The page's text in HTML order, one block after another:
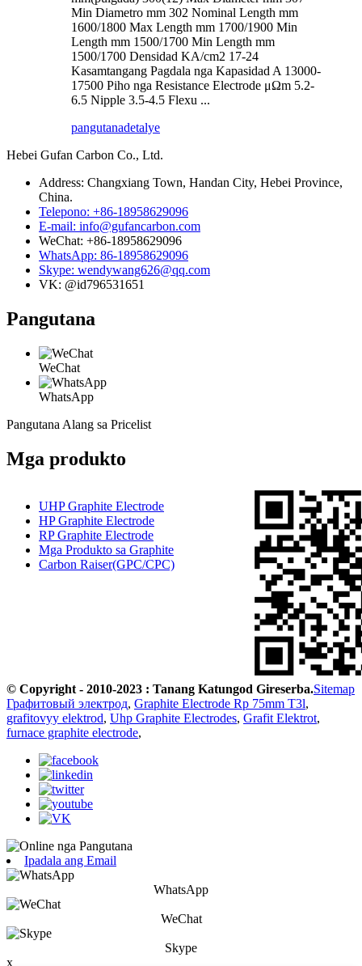
Min Diametro mm 302 Nominal Length mm
1600/1800 Max Length mm 1700/1900 Min
Length mm 1500/1700 Min Length mm
1500/1700 Densidad KA/cm2 17-24
Kasamtangang Pagdala nga Kapasidad A 13000-
17500 Piho nga Resistance Electrode μΩm 5.2-
6.5 Nipple 3.5-4.5 Flexu ...
pangutanadetalye
Hebei Gufan Carbon Co., Ltd.
Address: Changxiang Town, Handan City, Hebei Province,
China.
Telepono: +86-18958629096
E-mail: info@gufancarbon.com
WeChat: +86-18958629096
WhatsApp: 86-18958629096
Skype: wendywang626@qq.com
VK: @id796531651
Pangutana
WeChat
WhatsApp
Pangutana Alang sa Pricelist
Mga produkto
UHP Graphite Electrode
HP Graphite Electrode
RP Graphite Electrode
Mga Produkto sa Graphite
Carbon Raiser(GPC/CPC)
© Copyright - 2010-2023 : Tanang Katungod Gireserba.Sitemap
Графитовый электрод, Graphite Electrode Rp 75mm T3l,
grafitovyy elektrod, Uhp Graphite Electrodes, Grafit Elektrot,
furnace graphite electrode,
Ipadala ang Email
WhatsApp
WeChat
Skype
x